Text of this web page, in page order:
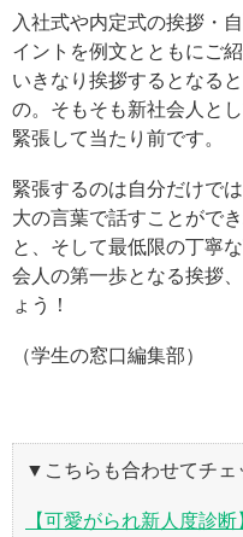
入社式や内定式の挨拶・
イントを例文とともにご
いきなり挨拶するとなる
の。そもそも新社会人と
緊張して当たり前です。
緊張するのは自分だけで
大の言葉で話すことがで
と、そして最低限の丁寧
会人の第一歩となる挨拶
ょう！
（学生の窓口編集部）
▼こちらも合わせてチェ
【可愛がられ新人度診